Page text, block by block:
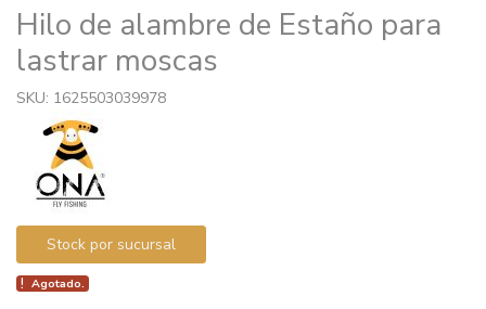
Hilo de alambre de Estaño para
lastrar moscas
SKU: 1625503039978
Stock por sucursal
Agotado.